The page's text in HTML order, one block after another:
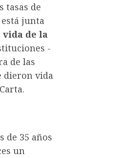
tasas de
junta
vida de la
-
de las
dieron vida
de 35 años
un